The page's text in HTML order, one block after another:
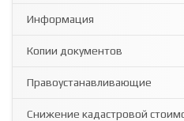
Информация
Копии документов
Правоустанавливающие
Снижение кадастровой